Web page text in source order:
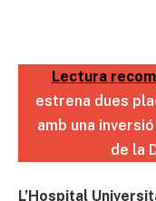
Lectura
estrena dues
amb una
de la
L’Hospital